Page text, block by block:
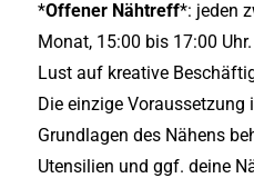
*Offener Nähtreff*: jeden
Monat, 15:00 bis 17:00 Uhr.
Lust auf kreative
Die einzige Voraussetzung
Grundlagen des Nähens
Utensilien und ggf. deine